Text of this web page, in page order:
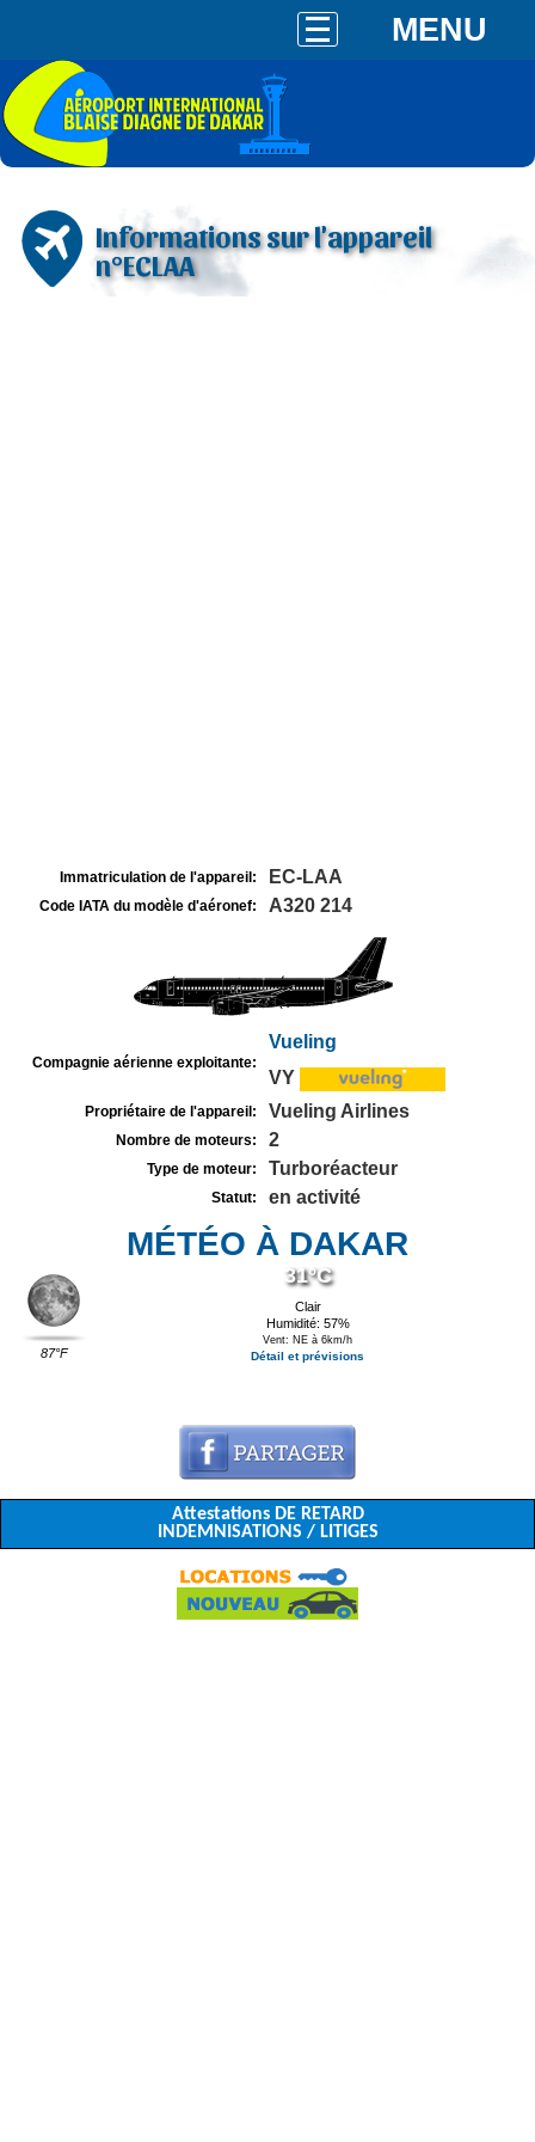
MENU
Informations sur l'appareil
n°ECLAA
Immatriculation de l'appareil: EC-LAA
Code IATA du modèle d'aéronef: A320 214
Compagnie aérienne exploitante:
Vueling
VY
Propriétaire de l'appareil: Vueling Airlines
Nombre de moteurs: 2
Type de moteur: Turboréacteur
Statut: en activité
MÉTÉO À DAKAR
87°F
31°C
Clair
Humidité: 57%
Vent: NE à 6km/h
Détail et prévisions
Attestations DE RETARD
INDEMNISATIONS / LITIGES